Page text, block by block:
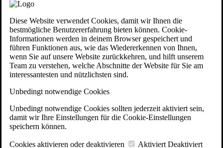
Diese Website verwendet Cookies, damit wir Ihnen die
bestmögliche Benutzererfahrung bieten können. Cookie-
Informationen werden in deinem Browser gespeichert und
führen Funktionen aus, wie das Wiedererkennen von Ihnen,
wenn Sie auf unsere Website zurückkehren, und hilft unserem
Team zu verstehen, welche Abschnitte der Website für Sie am
interessantesten und nützlichsten sind.
Unbedingt notwendige Cookies
Unbedingt notwendige Cookies sollten jederzeit aktiviert sein,
damit wir Ihre Einstellungen für die Cookie-Einstellungen
speichern können.
Cookies aktivieren oder deaktivieren Aktiviert Deaktiviert